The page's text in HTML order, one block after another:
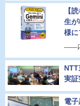
【
生
様に
――
実証
電子